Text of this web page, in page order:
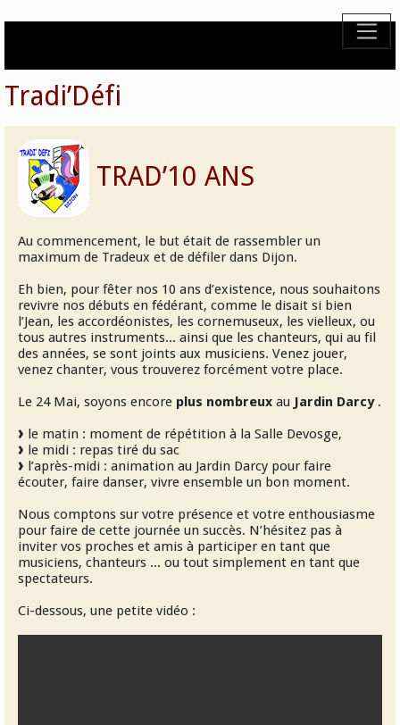
Tradi’Défi
TRAD’10 ANS
Au commencement, le but était de rassembler un
maximum de Tradeux et de défiler dans Dijon.
Eh bien, pour fêter nos 10 ans d’existence, nous souhaitons
revivre nos débuts en fédérant, comme le disait si bien
l’Jean, les accordéonistes, les cornemuseux, les vielleux, ou
tous autres instruments... ainsi que les chanteurs, qui au fil
des années, se sont joints aux musiciens. Venez jouer,
venez chanter, vous trouverez forcément votre place.
Le 24 Mai, soyons encore plus nombreux au Jardin Darcy .
le matin : moment de répétition à la Salle Devosge,
le midi : repas tiré du sac
l’après-midi : animation au Jardin Darcy pour faire
écouter, faire danser, vivre ensemble un bon moment.
Nous comptons sur votre présence et votre enthousiasme
pour faire de cette journée un succès. N’hésitez pas à
inviter vos proches et amis à participer en tant que
musiciens, chanteurs ... ou tout simplement en tant que
spectateurs.
Ci-dessous, une petite vidéo :